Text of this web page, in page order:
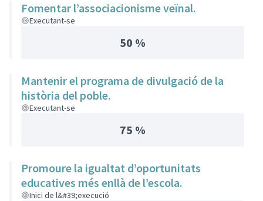
Fomentar l’associacionisme veïnal.
Executant-se
50 %
Mantenir el programa de divulgació de la
història del poble.
Executant-se
75 %
Promoure la igualtat d’oportunitats
educatives més enllà de l’escola.
Inici de l&#39;execució